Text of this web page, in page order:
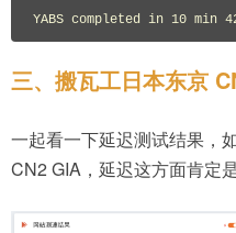
YABS completed in 10 min
三、搬瓦工日本东京
一起看一下延迟测试结果，
CN2 GIA，延迟这方面肯定